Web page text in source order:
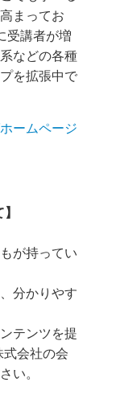
まってお
受講者が増
などの各種
を拡張中で
ームページ
が持ってい
分かりやす
テンツを提
会社の会
い。